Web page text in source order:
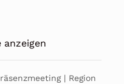
| Region